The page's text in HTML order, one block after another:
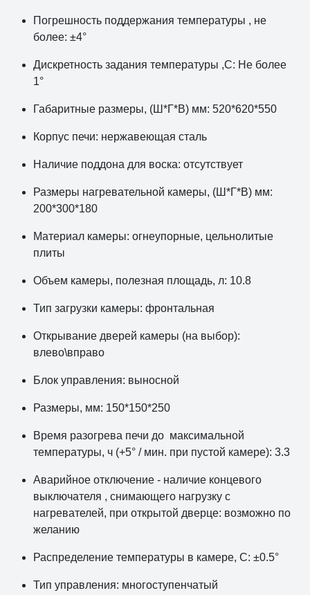
Погрешность поддержания температуры , не
более: ±4°
Дискретность задания температуры ,С: Не более
1°
Габаритные размеры, (Ш*Г*В) мм: 520*620*550
Корпус печи: нержавеющая сталь
Наличие поддона для воска: отсутствует
Размеры нагревательной камеры, (Ш*Г*В) мм:
200*300*180
Материал камеры: огнеупорные, цельнолитые
плиты
Объем камеры, полезная площадь, л: 10.8
Тип загрузки камеры: фронтальная
Открывание дверей камеры (на выбор):
влево\вправо
Блок управления: выносной
Размеры, мм: 150*150*250
Время разогрева печи до максимальной
температуры, ч (+5° / мин. при пустой камере): 3.3
Аварийное отключение - наличие концевого
выключателя , снимающего нагрузку с
нагревателей, при открытой дверце: возможно по
желанию
Распределение температуры в камере, С: ±0.5°
Тип управления: многоступенчатый